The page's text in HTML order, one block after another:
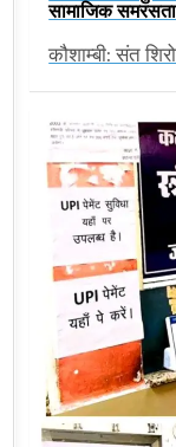
सामाजिक समरसता
कौशाम्बी: संत